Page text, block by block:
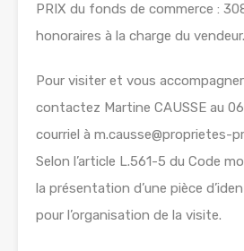
PRIX du fonds de commerce :
honoraires à la charge du vendeur.
Pour visiter et vous
contactez Martine CAUSSE au
courriel à m.causse@proprietes-
Selon l’article L.561-5 du Code
la présentation d’une pièce
pour l’organisation de la visite.